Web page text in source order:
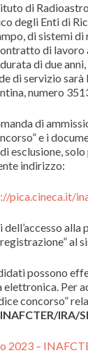
di
degli Enti di
di sistemi
di lavoro
di due
di servizio
numero
di
e i
esclusione,
indirizzo:
pica.cineca.it/
dell’accesso
al
possono
elettronica. Per
concorso”
IRA/
2023 –